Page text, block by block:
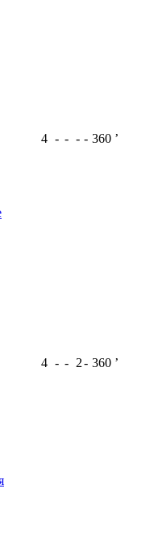
4 - - - - 360 ʼ
4 - - 2- 360 ʼ